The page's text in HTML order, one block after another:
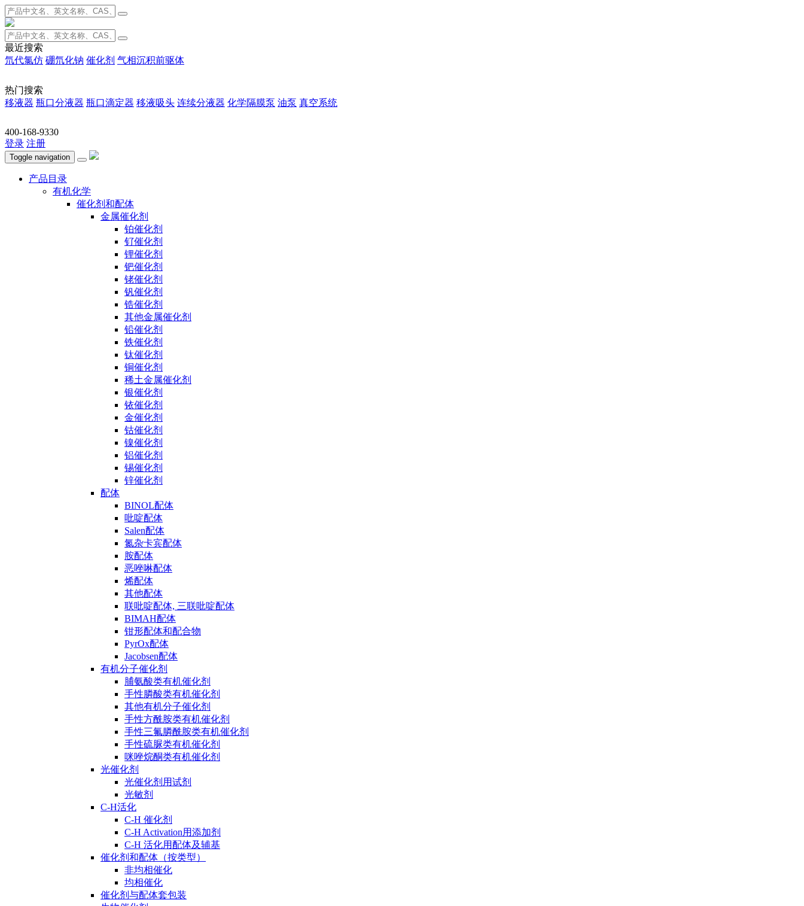
最近搜索
氘代氯仿 硼氘化钠 催化剂 气相沉积前驱体
热门搜索
移液器 瓶口分液器 瓶口滴定器 移液吸头 连续分液器 化学隔膜泵 油泵 真空系统
400-168-9330
登录 注册
Toggle navigation
产品目录
有机化学
催化剂和配体
金属催化剂
铂催化剂
钌催化剂
锂催化剂
钯催化剂
铑催化剂
钒催化剂
锆催化剂
其他金属催化剂
铅催化剂
铁催化剂
钛催化剂
铜催化剂
稀土金属催化剂
银催化剂
铱催化剂
金催化剂
钴催化剂
镍催化剂
铝催化剂
锡催化剂
锌催化剂
配体
BINOL配体
吡啶配体
Salen配体
氮杂卡宾配体
胺配体
恶唑啉配体
烯配体
其他配体
联吡啶配体, 三联吡啶配体
BIMAH配体
钳形配体和配合物
PyrOx配体
Jacobsen配体
有机分子催化剂
脯氨酸类有机催化剂
手性膦酸类有机催化剂
其他有机分子催化剂
手性方酰胺类有机催化剂
手性三氟膦酰胺类有机催化剂
手性硫脲类有机催化剂
咪唑烷酮类有机催化剂
光催化剂
光催化剂用试剂
光敏剂
C-H活化
C-H 催化剂
C-H Activation用添加剂
C-H 活化用配体及辅基
催化剂和配体（按类型）
非均相催化
均相催化
催化剂与配体套包装